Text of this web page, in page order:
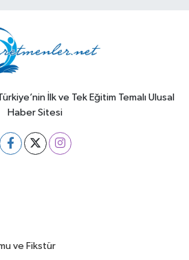
İlk ve Tek Eğitim Temalı Ulusal
Haber Sitesi
ve Fikstür